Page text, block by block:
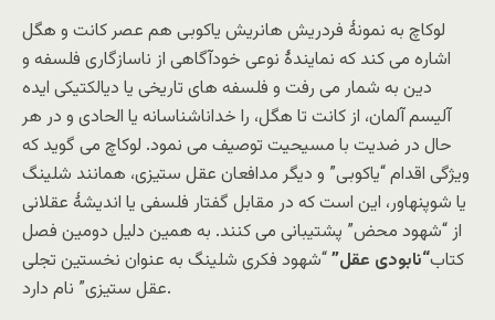
لوکاچ به نمونۀ فردریش هانریش یاکوبی هم عصر کانت و هگل
اشاره می کند که نمایندۀ نوعی خودآگاهی از ناسازگاری فلسفه و
دین به شمار می رفت و فلسفه های تاریخی یا دیالکتیکی ایده
آلیسم آلمان، از کانت تا هگل، را خداناشناسانه یا الحادی و در هر
حال در ضدیت با مسیحیت توصیف می نمود. لوکاچ می گوید که
ویژگی اقدام “یاکوبی” و دیگر مدافعان عقل ستیزی، همانند شلینگ
یا شوپنهاور، این است که در مقابل گفتار فلسفی یا اندیشۀ عقلانی
از “شهود محض” پشتیبانی می کنند. به همین دلیل دومین فصل
کتاب“نابودی عقل”“شهود فکری شلینگ به عنوان نخستین تجلی
عقل ستیزی” نام دارد.